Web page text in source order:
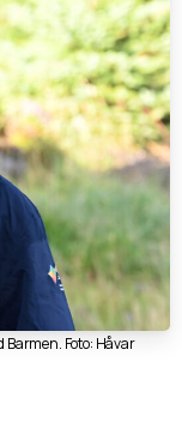
Barmen. Foto: Håvar